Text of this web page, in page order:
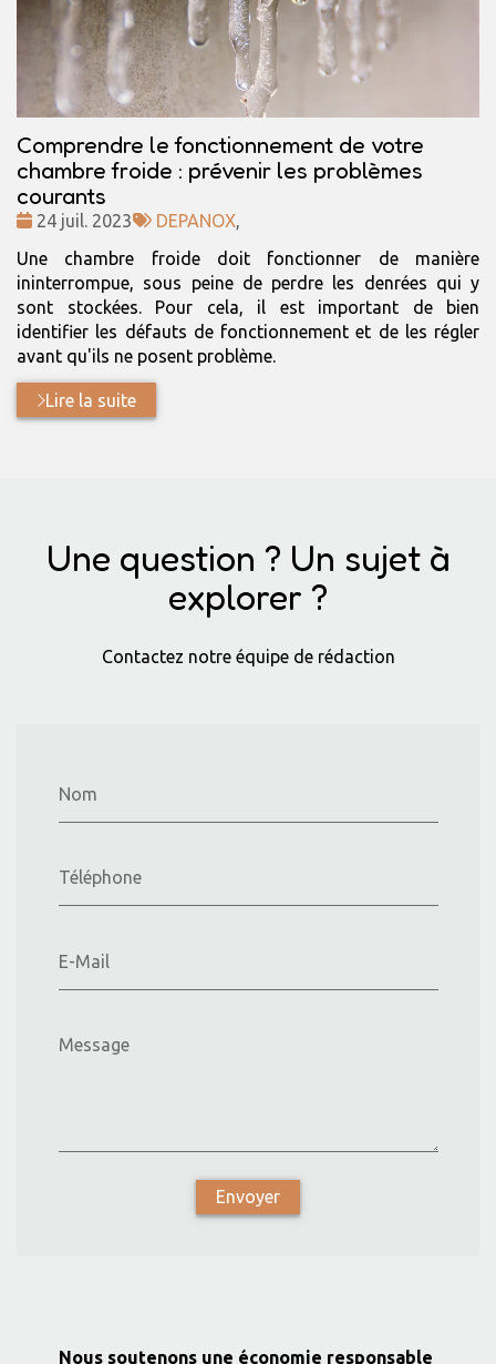
Comprendre le fonctionnement de votre
chambre froide : prévenir les problèmes
courants
Date
24 juil. 2023
Tags
DEPANOX,
Une chambre froide doit fonctionner de manière
ininterrompue, sous peine de perdre les denrées qui y
sont stockées. Pour cela, il est important de bien
identifier les défauts de fonctionnement et de les régler
avant qu'ils ne posent problème.
Lire la suite
Une question ? Un sujet à
explorer ?
Contactez notre équipe de rédaction
Nom
Téléphone
E-Mail
Message
Envoyer
Nous soutenons une économie responsable